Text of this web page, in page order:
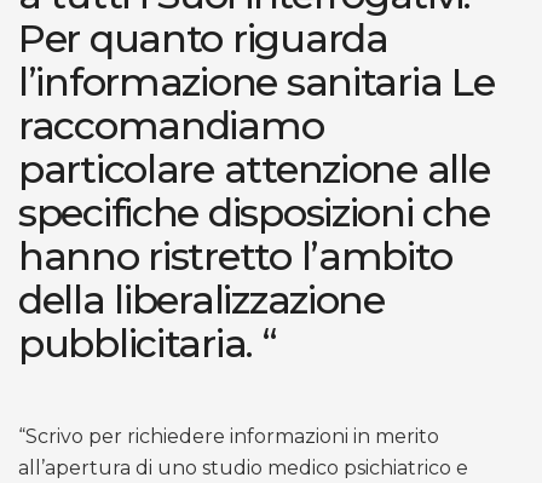
Per quanto riguarda
l’informazione sanitaria Le
raccomandiamo
particolare attenzione alle
specifiche disposizioni che
hanno ristretto l’ambito
della liberalizzazione
pubblicitaria. “
“Scrivo per richiedere informazioni in merito
all’apertura di uno studio medico psichiatrico e